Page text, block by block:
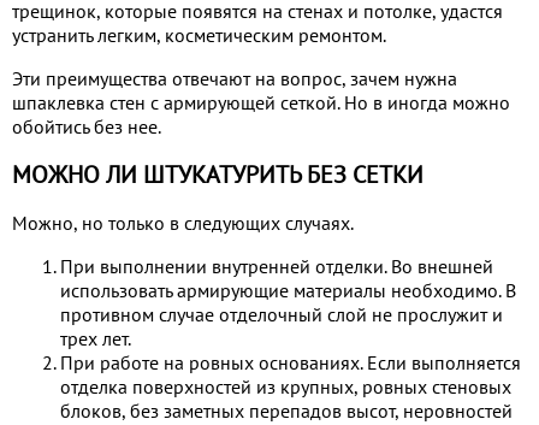
трещинок, которые появятся на стенах и потолке, удастся
устранить легким, косметическим ремонтом.
Эти преимущества отвечают на вопрос, зачем нужна
шпаклевка стен с армирующей сеткой. Но в иногда можно
обойтись без нее.
МОЖНО ЛИ ШТУКАТУРИТЬ БЕЗ СЕТКИ
Можно, но только в следующих случаях.
При выполнении внутренней отделки. Во внешней
использовать армирующие материалы необходимо. В
противном случае отделочный слой не прослужит и
трех лет.
При работе на ровных основаниях. Если выполняется
отделка поверхностей из крупных, ровных стеновых
блоков, без заметных перепадов высот, неровностей